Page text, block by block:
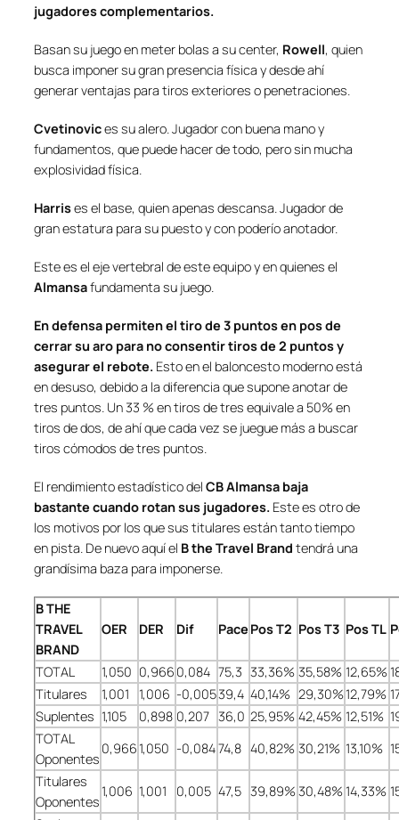
jugadores complementarios.
Basan su juego en meter bolas a su center, Rowell, quien
busca imponer su gran presencia física y desde ahí
generar ventajas para tiros exteriores o penetraciones.
Cvetinovices su alero. Jugador con buena mano y
fundamentos, que puede hacer de todo, pero sin mucha
explosividad física.
Harrises el base, quien apenas descansa. Jugador de
gran estatura para su puesto y con poderío anotador.
Este es el eje vertebral de este equipo y en quienes el
Almansafundamenta su juego.
En defensa permiten el tiro de 3 puntos en pos de
cerrar su aro para no consentir tiros de 2 puntos y
asegurar el rebote. Esto en el baloncesto moderno está
en desuso, debido a la diferencia que supone anotar de
tres puntos. Un 33 % en tiros de tres equivale a 50% en
tiros de dos, de ahí que cada vez se juegue más a buscar
tiros cómodos de tres puntos.
El rendimiento estadístico del CB Almansa baja
bastante cuando rotan sus jugadores. Este es otro de
los motivos por los que sus titulares están tanto tiempo
en pista. De nuevo aquí el B the Travel Brand tendrá una
grandísima baza para imponerse.
B THE
TRAVEL
BRAND
OER DER Dif Pace Pos T2 Pos T3 Pos TL
TOTAL 1,050 0,966 0,084 75,3 33,36% 35,58% 12,65%
Titulares
1,001 1,006 -0,00539,4 40,14% 29,30%12,79%
Suplentes 1,105 0,898 0,207 36,0 25,95% 42,45% 12,51%
TOTAL
Oponentes
0,966 1,050 -0,08474,8 40,82% 30,21% 13,10%
Titulares
Oponentes
1,006 1,001 0,005 47,5 39,89%30,48% 14,33%